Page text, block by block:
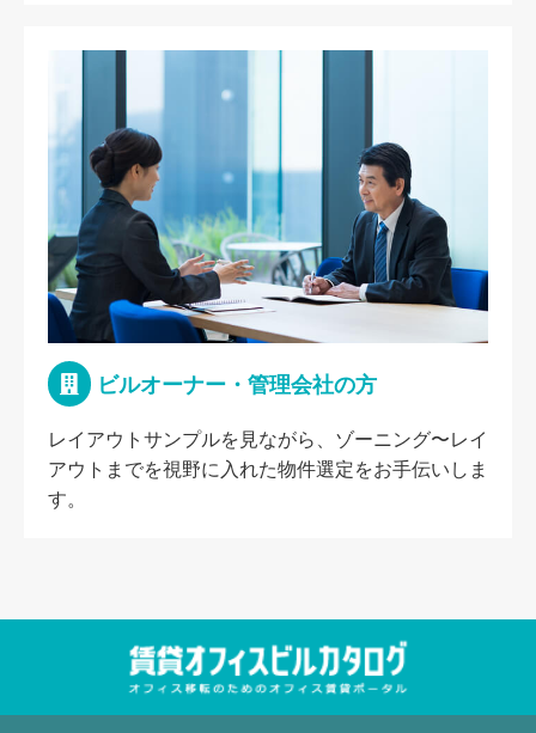
ビルオーナー・管理会社の方
レイアウトサンプルを見ながら、ゾーニング〜レイ
アウトまでを視野に入れた物件選定をお手伝いしま
す。